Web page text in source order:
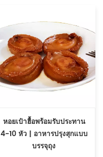
หอยเป๋าฮื้อพร้อมรับประทาน
4-10 หัว | อาหารปรุงสุกแบบ
บรรจุถุง